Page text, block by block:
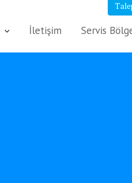
İletişim Servis